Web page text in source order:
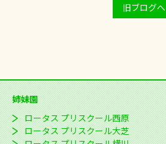
旧ブログへ
姉妹園
ロータス プリスクール西原
ロータス プリスクール大芝